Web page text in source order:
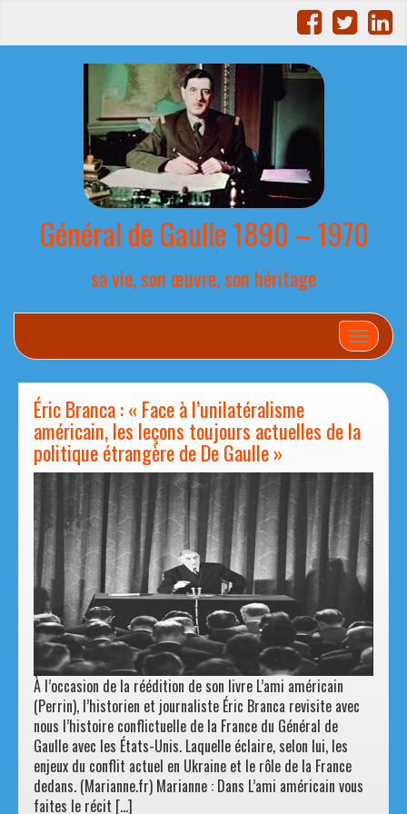
Général de Gaulle 1890 – 1970
sa vie, son œuvre, son héritage
Éric Branca : « Face à l’unilatéralisme
américain, les leçons toujours actuelles de la
politique étrangère de De Gaulle »
À l’occasion de la réédition de son livre L’ami américain
(Perrin), l’historien et journaliste Éric Branca revisite avec
nous l’histoire conflictuelle de la France du Général de
Gaulle avec les États-Unis. Laquelle éclaire, selon lui, les
enjeux du conflit actuel en Ukraine et le rôle de la France
dedans. (Marianne.fr) Marianne : Dans L’ami américain vous
faites le récit […]